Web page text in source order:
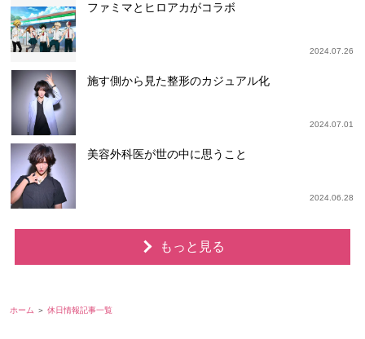
ファミマとヒロアカがコラボ
2024.07.26
施す側から見た整形のカジュアル化
2024.07.01
美容外科医が世の中に思うこと
2024.06.28
もっと見る
ホーム 休日情報記事一覧